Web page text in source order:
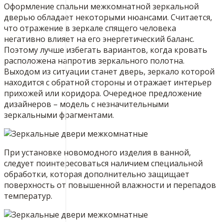
Оформление спальни межкомнатной зеркальной
дверью обладает некоторыми нюансами. Считается,
что отражение в зеркале спящего человека
негативно влияет на его энергетический баланс.
Поэтому лучше избегать вариантов, когда кровать
расположена напротив зеркального полотна.
Выходом из ситуации станет дверь, зеркало которой
находится с обратной стороны и отражает интерьер
прихожей или коридора. Очередное предложение
дизайнеров – модель с незначительными
зеркальными фрагментами.
При установке новомодного изделия в ванной,
следует поинтересоваться наличием специальной
обработки, которая дополнительно защищает
поверхность от повышенной влажности и перепадов
температур.